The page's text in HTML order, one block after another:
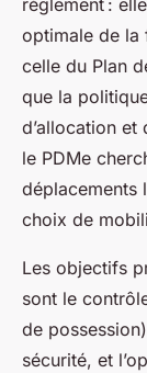
règlement :
optimale de la
celle du Plan
que la
d’allocation et
le PDMe
déplacements
choix de
Les objectifs
sont le
de
sécurité, et